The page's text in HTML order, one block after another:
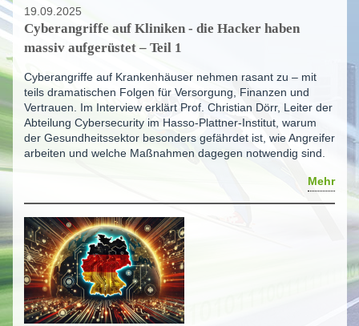
19.09.2025
Cyberangriffe auf Kliniken - die Hacker haben
massiv aufgerüstet – Teil 1
Cyberangriffe auf Krankenhäuser nehmen rasant zu – mit
teils dramatischen Folgen für Versorgung, Finanzen und
Vertrauen. Im Interview erklärt Prof. Christian Dörr, Leiter der
Abteilung Cybersecurity im Hasso-Plattner-Institut, warum
der Gesundheitssektor besonders gefährdet ist, wie Angreifer
arbeiten und welche Maßnahmen dagegen notwendig sind.
Mehr